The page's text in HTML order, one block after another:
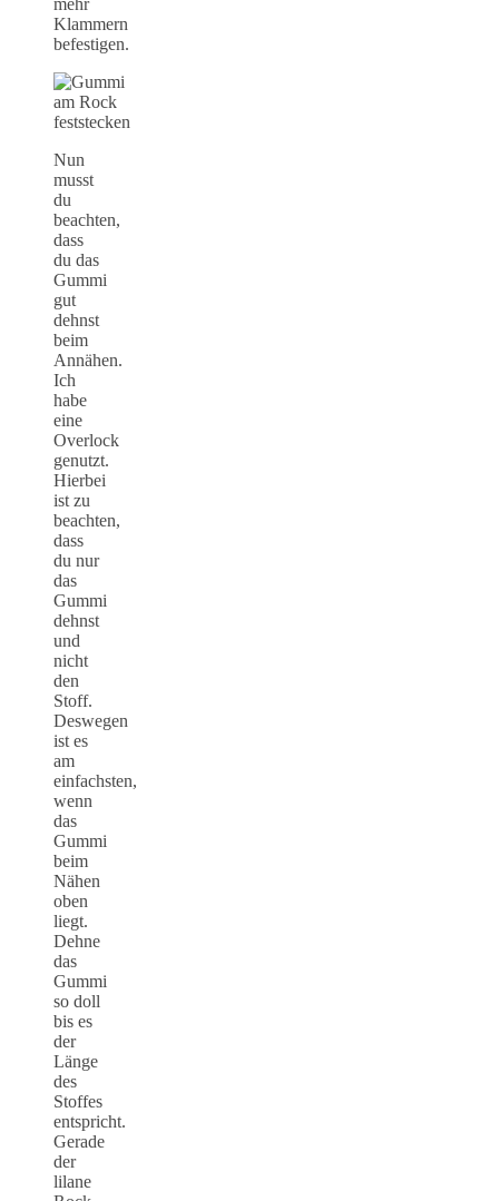
mehr
Klammern
befestigen.
Nun
musst
du
beachten,
dass
du das
Gummi
gut
dehnst
beim
Annähen.
Ich
habe
eine
Overlock
genutzt.
Hierbei
ist zu
beachten,
dass
du nur
das
Gummi
dehnst
und
nicht
den
Stoff.
Deswegen
ist es
am
einfachsten,
wenn
das
Gummi
beim
Nähen
oben
liegt.
Dehne
das
Gummi
so doll
bis es
der
Länge
des
Stoffes
entspricht.
Gerade
der
lilane